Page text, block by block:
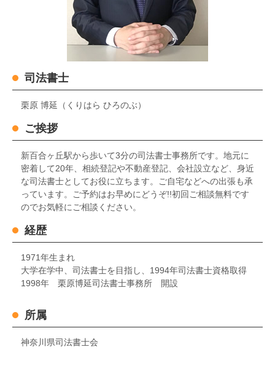
司法書士
栗原 博延（くりはら ひろのぶ）
ご挨拶
新百合ヶ丘駅から歩いて3分の司法書士事務所です。地元に
密着して20年、相続登記や不動産登記、会社設立など、身近
な司法書士としてお役に立ちます。ご自宅などへの出張も承
っています。ご予約はお早めにどうぞ!!初回ご相談無料です
のでお気軽にご相談ください。
経歴
1971年生まれ
大学在学中、司法書士を目指し、1994年司法書士資格取得
1998年 栗原博延司法書士事務所 開設
所属
神奈川県司法書士会